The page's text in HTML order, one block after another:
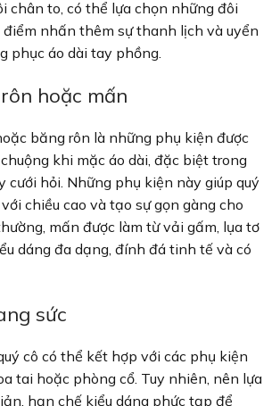
chân to, có thể lựa chọn những đôi
điểm nhấn thêm sự thanh lịch và uyển
phục áo dài tay phồng.
hoặc mấn
băng rôn là những phụ kiện được
khi mặc áo dài, đặc biệt trong
cưới hỏi. Những phụ kiện này giúp quý
chiều cao và tạo sự gọn gàng cho
mấn được làm từ vải gấm, lụa tơ
dáng đa dạng, đính đá tinh tế và có
sức
cô có thể kết hợp với các phụ kiện
tai hoặc phòng cổ. Tuy nhiên, nên lựa
hạn chế kiểu dáng phức tạp để